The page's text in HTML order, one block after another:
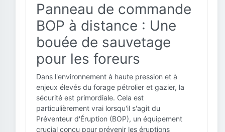
Panneau de commande
BOP à distance : Une
bouée de sauvetage
pour les foreurs
Dans l'environnement à haute pression et à
enjeux élevés du forage pétrolier et gazier, la
sécurité est primordiale. Cela est
particulièrement vrai lorsqu'il s'agit du
Préventeur d'Éruption (BOP), un équipement
crucial conçu pour prévenir les éruptions